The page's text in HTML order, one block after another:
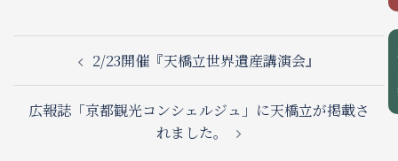
navigation2/23開催『天橋立世界遺産講演会』
広報誌「京都観光コンシェルジュ」に天橋立が掲載さ
れました。